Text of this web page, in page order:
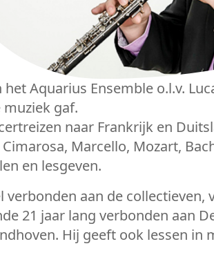
Aquarius Ensemble o.l.v.
muziek gaf.
naar Frankrijk en
Marcello, Mozart,
en lesgeven.
aan de collectieven,
21 jaar lang verbonden aan
Hij geeft ook lessen in